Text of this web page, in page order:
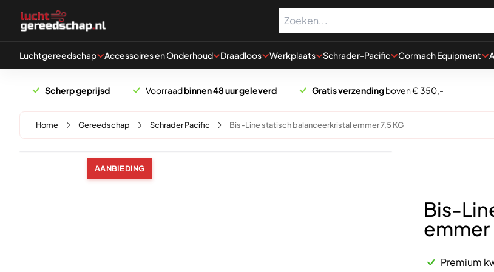
Luchtgereedschap Accessoires en Onderhoud Draadloos Werkplaats Schrader-Pacific Cormach Equipment
Scherp geprijsd Voorraadbinnen 48 uur geleverd Gratis verzendingboven € 350,-
Home Gereedschap Schrader Pacific Bis-Line statisch balanceerkristal emmer 7,5 KG
AANBIEDING
Bis-
emmer
Premium